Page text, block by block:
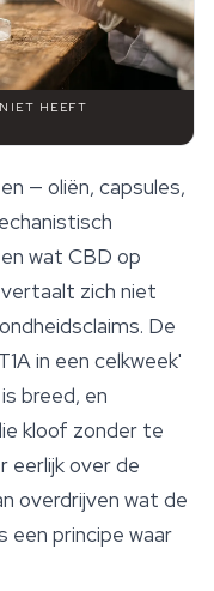
HEEFT
— oliën, capsules,
wat CBD op
zich niet
De
in een celkweek'
breed, en
kloof zonder te
eerlijk over de
overdrijven wat de
principe waar